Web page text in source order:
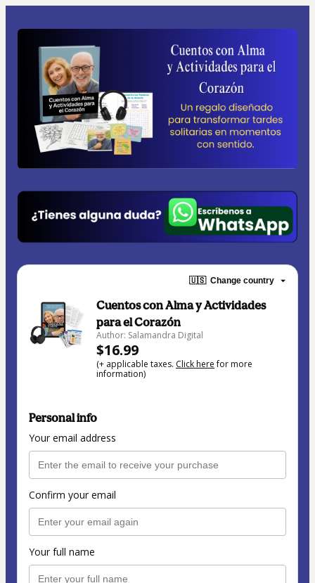
🇺🇸 Change country
Cuentos con Alma y Actividades
para el Corazón
Author: Salamandra Digital
$16.99
(+ applicable taxes. Click herefor more
information)
Personal info
Your email address
Confirm your email
Your full name